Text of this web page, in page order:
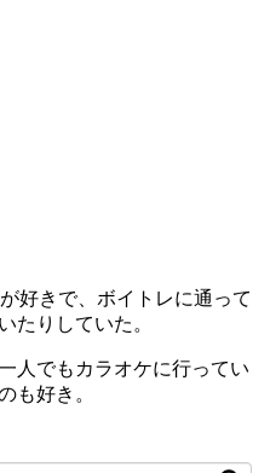
好きで、ボイトレに通って
たりしていた。
人でもカラオケに行ってい
も好き。